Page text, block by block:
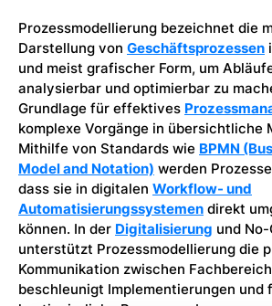
Prozessmodellierung bezeichnet die
Darstellung von Geschäftsprozessen
und meist grafischer Form, um
analysierbar und optimierbar zu
Grundlage für effektives
komplexe Vorgänge in übersichtliche
Mithilfe von Standards wie BPMN
Model and Notation) werden
dass sie in digitalen Workflow- und
Automatisierungssystemen direkt
können. In der Digitalisierung und
unterstützt Prozessmodellierung die
Kommunikation zwischen
beschleunigt Implementierungen und